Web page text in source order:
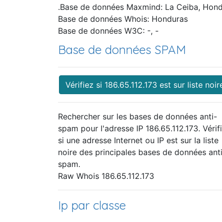
.Base de données Maxmind: La Ceiba,
Base de données Whois: Honduras
Base de données W3C: -, -
Base de données SPAM
Vérifiez si 186.65.112.173 est sur liste
Rechercher sur les bases de données anti-
spam pour l'adresse IP 186.65.112.173.
si une adresse Internet ou IP est sur la liste
noire des principales bases de données
spam.
Raw Whois 186.65.112.173
Ip par classe